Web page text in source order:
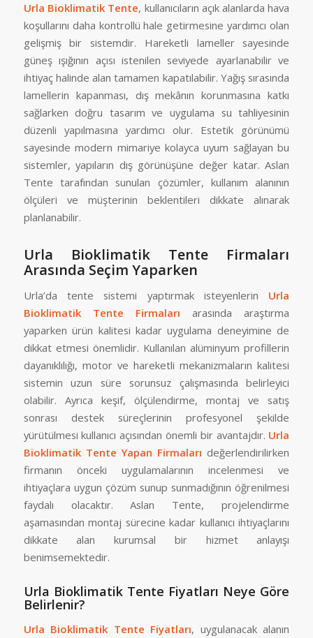
Urla Bioklimatik Tente, kullanıcıların açık alanlarda hava
koşullarını daha kontrollü hale getirmesine yardımcı olan
gelişmiş bir sistemdir. Hareketli lameller sayesinde
güneş ışığının açısı istenilen seviyede ayarlanabilir ve
ihtiyaç halinde alan tamamen kapatılabilir. Yağış sırasında
lamellerin kapanması, dış mekânın korunmasına katkı
sağlarken doğru tasarım ve uygulama su tahliyesinin
düzenli yapılmasına yardımcı olur. Estetik görünümü
sayesinde modern mimariye kolayca uyum sağlayan bu
sistemler, yapıların dış görünüşüne değer katar. Aslan
Tente tarafından sunulan çözümler, kullanım alanının
ölçüleri ve müşterinin beklentileri dikkate alınarak
planlanabilir.
Urla Bioklimatik Tente Firmaları
Arasında Seçim Yaparken
Urla’da tente sistemi yaptırmak isteyenlerin Urla
Bioklimatik Tente Firmaları arasında araştırma
yaparken ürün kalitesi kadar uygulama deneyimine de
dikkat etmesi önemlidir. Kullanılan alüminyum profillerin
dayanıklılığı, motor ve hareketli mekanizmaların kalitesi
sistemin uzun süre sorunsuz çalışmasında belirleyici
olabilir. Ayrıca keşif, ölçülendirme, montaj ve satış
sonrası destek süreçlerinin profesyonel şekilde
yürütülmesi kullanıcı açısından önemli bir avantajdır. Urla
Bioklimatik Tente Yapan Firmaları değerlendirilirken
firmanın önceki uygulamalarının incelenmesi ve
ihtiyaçlara uygun çözüm sunup sunmadığının öğrenilmesi
faydalı olacaktır. Aslan Tente, projelendirme
aşamasından montaj sürecine kadar kullanıcı ihtiyaçlarını
dikkate alan kurumsal bir hizmet anlayışı
benimsemektedir.
Urla Bioklimatik Tente Fiyatları Neye Göre
Belirlenir?
Urla Bioklimatik Tente Fiyatları, uygulanacak alanın